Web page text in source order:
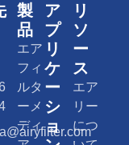
製
品
エア
フィ
ルタ
ーメ
ディ
ア
プ
リ
ケ
ー
シ
ョ
リ
ソ
ー
ス
エア
リー
につ